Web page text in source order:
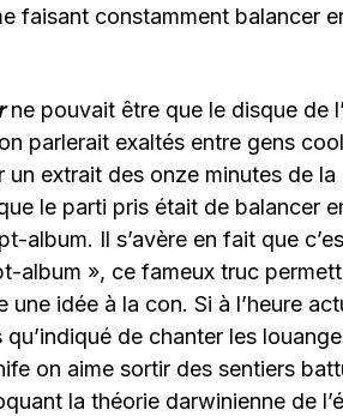
faisant constamment balancer
ne pouvait être que le disque de
parlerait exaltés entre gens
un extrait des onze minutes de la
le parti pris était de balancer
album. Il s’avère en fait que
album », ce fameux truc
une idée à la con. Si à l’heure
qu’indiqué de chanter les
on aime sortir des sentiers
la théorie darwinienne de